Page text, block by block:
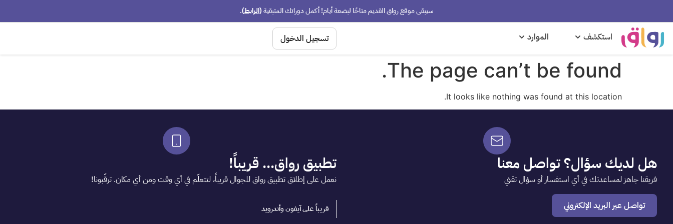
سيبقى موقع رواق القديم متاحًا لبضعة أيام! أكمل دوراتك المتبقية(الرابط)
.
استكشف الموارد تسجيل الدخول
The page can’t be found.
It looks like nothing was found at this location.
هل لديك سؤال؟ تواصل معنا
فريقنا جاهز لمساعدتك في أي استفسار أو سؤال تقني
تواصل عبر البريد الإلكتروني
تطبيق رواق... قريباً!
نعمل على إطلاق تطبيق رواق للجوال قريباً، لتتعلّم في أي وقت ومن أي مكان. ترقّبونا!
قريباً على آيفون وأندرويد